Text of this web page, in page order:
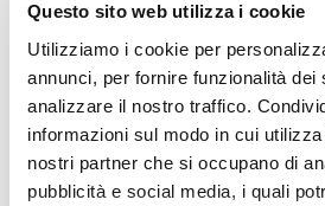
Questo sito web utilizza i cookie
Utilizziamo i cookie per
annunci, per fornire funzionalità dei
analizzare il nostro traffico.
informazioni sul modo in cui
nostri partner che si occupano di
pubblicità e social media, i quali
Effetto
Effetto pietra
Caratteristiche Lavabo
Lavabo
Incluso
CODICE:APP3LIG
Applique LED 30 cm in abs
luce fredda - Light
€ 14,99
h cm
grigio
€